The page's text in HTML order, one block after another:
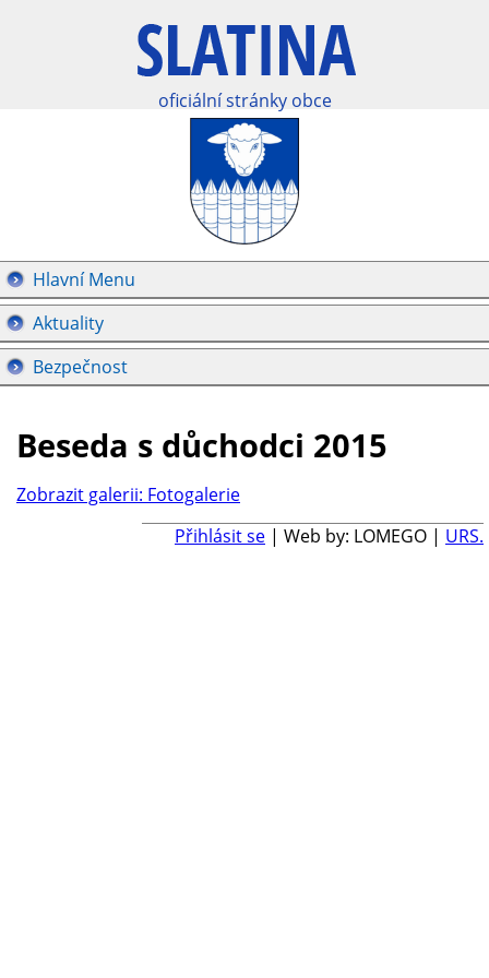
oficiální stránky obce
Hlavní Menu
Aktuality
Bezpečnost
Beseda s důchodci 2015
Zobrazit galerii: Fotogalerie
Přihlásit se | Web by: LOMEGO | URS.